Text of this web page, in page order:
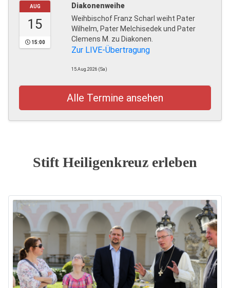
AUG
15
15:00
Diakonenweihe
Weihbischof Franz Scharl weiht Pater
Wilhelm, Pater Melchisedek und Pater
Clemens M. zu Diakonen.
Zur LIVE-Übertragung
15.Aug.2026 (Sa)
Alle Termine ansehen
Stift Heiligenkreuz erleben